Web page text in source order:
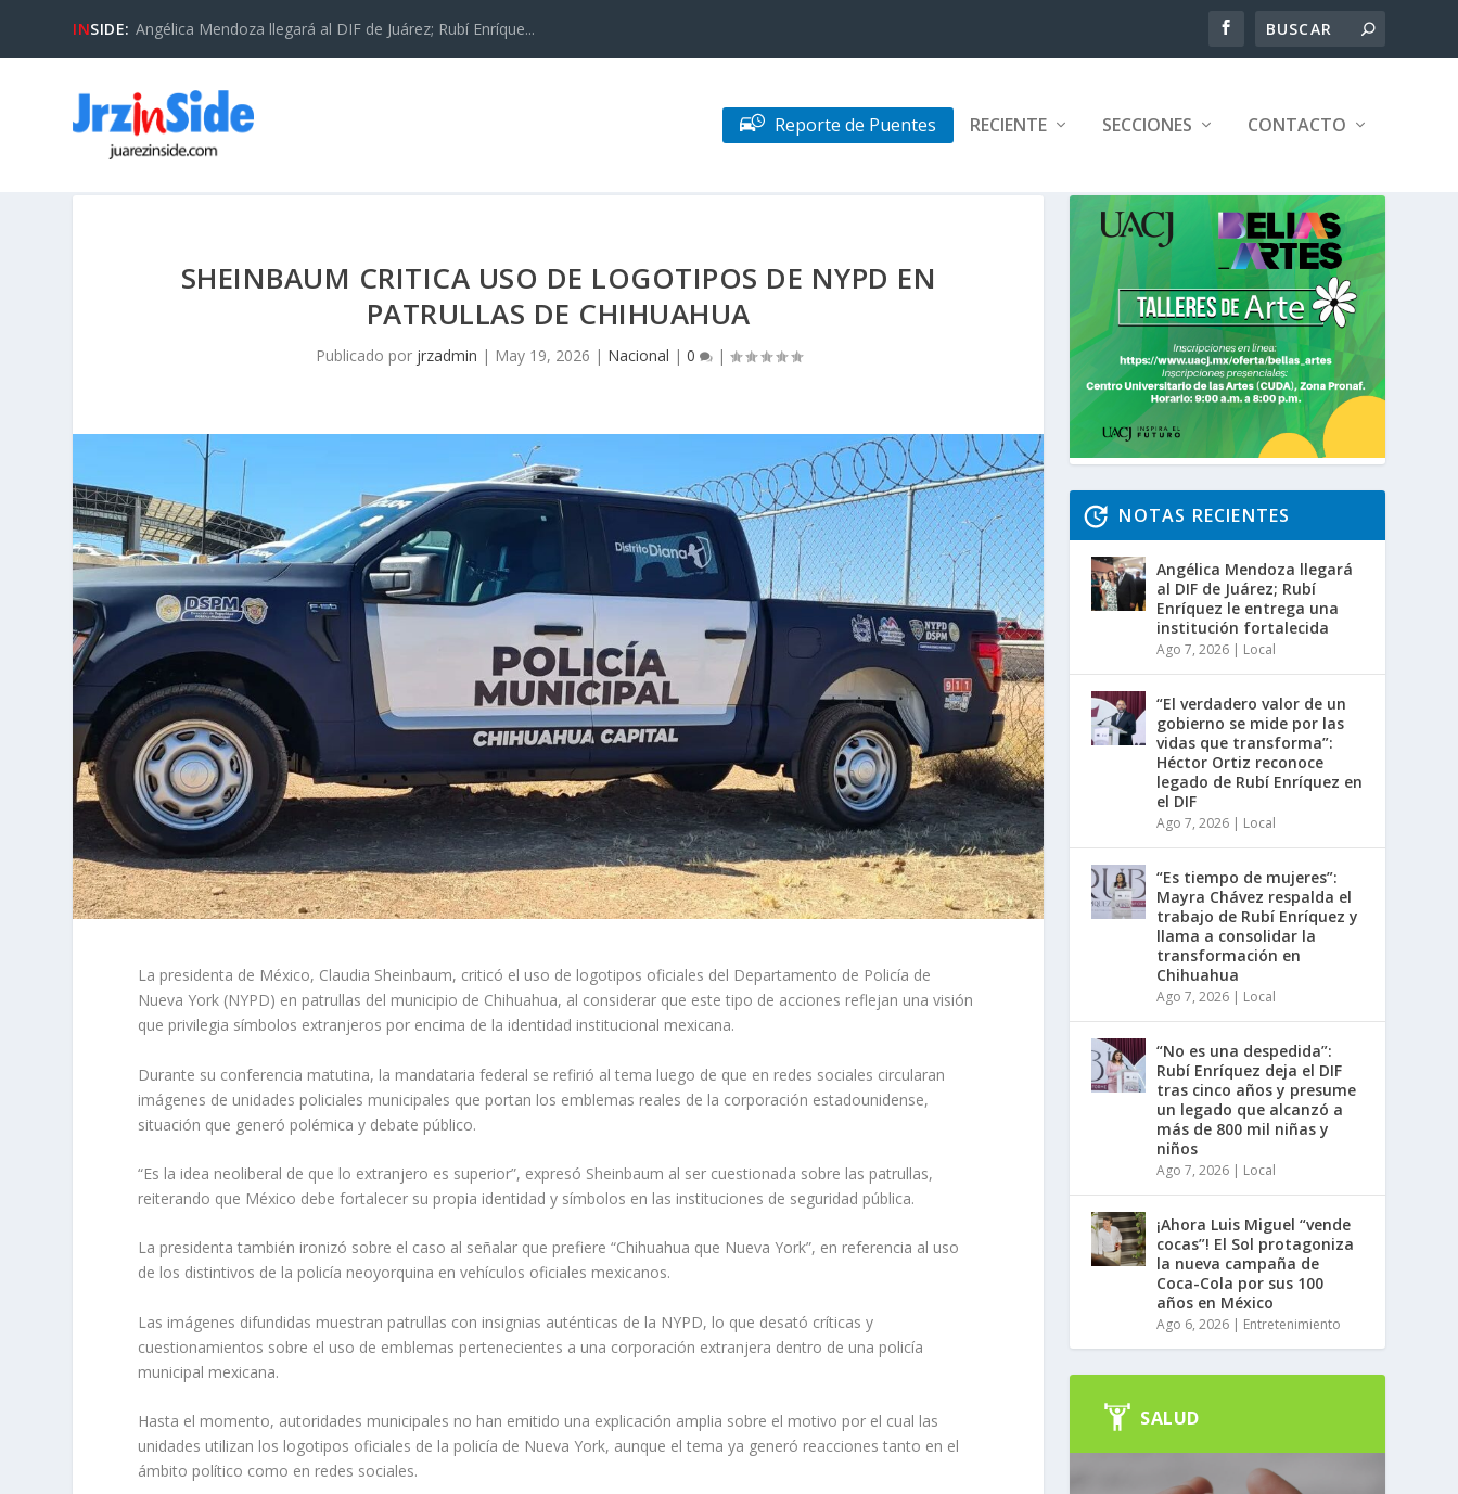
INSIDE: Angélica Mendoza llegará al DIF de Juárez; Rubí Enríque...
Reporte de Puentes RECIENTE SECCIONES CONTACTO
SHEINBAUM CRITICA USO DE LOGOTIPOS DE NYPD EN
PATRULLAS DE CHIHUAHUA
Publicado por jrzadmin | May 19, 2026 | Nacional | 0 |
La presidenta de México, Claudia Sheinbaum, criticó el uso de logotipos oficiales del Departamento de Policía de
Nueva York (NYPD) en patrullas del municipio de Chihuahua, al considerar que este tipo de acciones reflejan una visión
que privilegia símbolos extranjeros por encima de la identidad institucional mexicana.
Durante su conferencia matutina, la mandataria federal se refirió al tema luego de que en redes sociales circularan
imágenes de unidades policiales municipales que portan los emblemas reales de la corporación estadounidense,
situación que generó polémica y debate público.
“Es la idea neoliberal de que lo extranjero es superior”, expresó Sheinbaum al ser cuestionada sobre las patrullas,
reiterando que México debe fortalecer su propia identidad y símbolos en las instituciones de seguridad pública.
La presidenta también ironizó sobre el caso al señalar que prefiere “Chihuahua que Nueva York”, en referencia al uso
de los distintivos de la policía neoyorquina en vehículos oficiales mexicanos.
Las imágenes difundidas muestran patrullas con insignias auténticas de la NYPD, lo que desató críticas y
cuestionamientos sobre el uso de emblemas pertenecientes a una corporación extranjera dentro de una policía
municipal mexicana.
Hasta el momento, autoridades municipales no han emitido una explicación amplia sobre el motivo por el cual las
unidades utilizan los logotipos oficiales de la policía de Nueva York, aunque el tema ya generó reacciones tanto en el
ámbito político como en redes sociales.
NOTAS RECIENTES
Angélica Mendoza llegará
al DIF de Juárez; Rubí
Enríquez le entrega una
institución fortalecida
Ago 7, 2026 | Local
“El verdadero valor de un
gobierno se mide por las
vidas que transforma”:
Héctor Ortiz reconoce
legado de Rubí Enríquez en
el DIF
Ago 7, 2026 | Local
“Es tiempo de mujeres”:
Mayra Chávez respalda el
trabajo de Rubí Enríquez y
llama a consolidar la
transformación en
Chihuahua
Ago 7, 2026 | Local
“No es una despedida”:
Rubí Enríquez deja el DIF
tras cinco años y presume
un legado que alcanzó a
más de 800 mil niñas y
niños
Ago 7, 2026 | Local
¡Ahora Luis Miguel “vende
cocas”! El Sol protagoniza
la nueva campaña de
Coca-Cola por sus 100
años en México
Ago 6, 2026 | Entretenimiento
SALUD